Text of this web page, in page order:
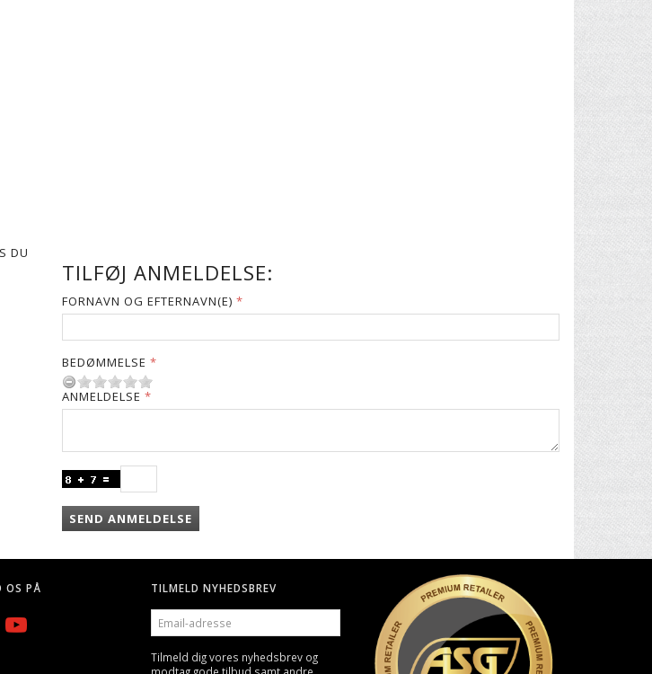
DU
TILFØJ ANMELDELSE:
FORNAVN OG EFTERNAVN(E)
BEDØMMELSE
ANMELDELSE
SEND ANMELDELSE
OS PÅ
TILMELD NYHEDSBREV
EMAIL-
ADRESSE
Tilmeld dig vores nyhedsbrev og